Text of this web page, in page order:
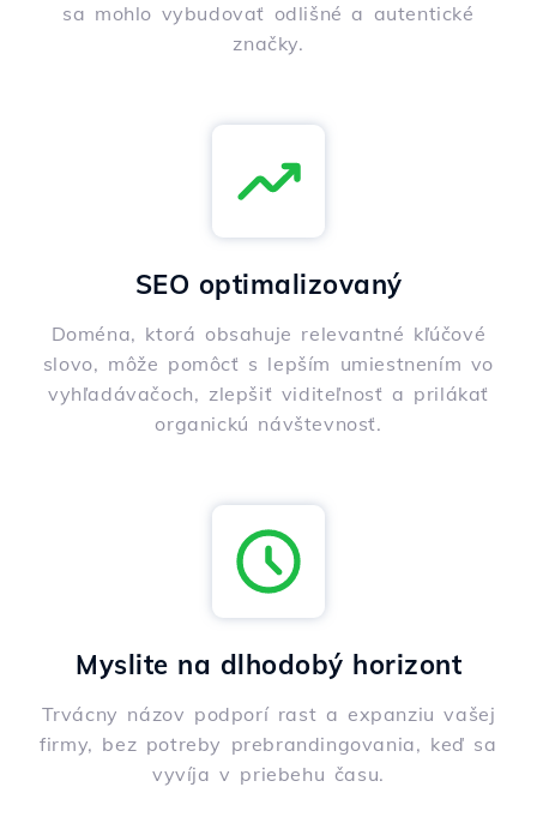
sa mohlo vybudovať odlišné a autentické
značky.
SEO optimalizovaný
Doména, ktorá obsahuje relevantné kľúčové
slovo, môže pomôcť s lepším umiestnením vo
vyhľadávačoch, zlepšiť viditeľnosť a prilákať
organickú návštevnosť.
Myslite na dlhodobý horizont
Trvácny názov podporí rast a expanziu vašej
firmy, bez potreby prebrandingovania, keď sa
vyvíja v priebehu času.